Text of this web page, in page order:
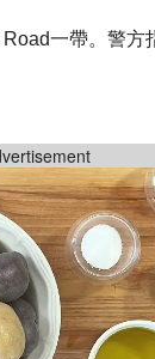
一帶。警